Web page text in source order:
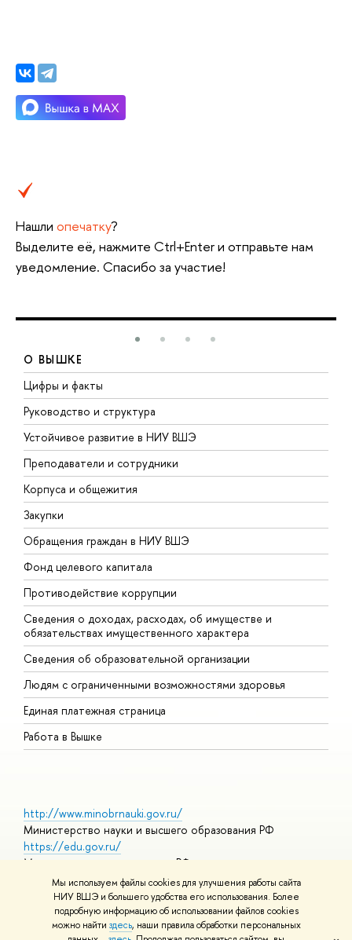
Мы используем файлы cookies для улучшения работы сайта
НИУ ВШЭ и большего удобства его использования. Более
подробную информацию об использовании файлов cookies
можно найти здесь, наши правила обработки персональных
Нашли опечатку?
Выделите её, нажмите Ctrl+Enter и отправьте нам
уведомление. Спасибо за участие!
О ВЫШКЕ
Цифры и факты
Руководство и структура
Устойчивое развитие в НИУ ВШЭ
Преподаватели и сотрудники
Корпуса и общежития
Закупки
Обращения граждан в НИУ ВШЭ
Фонд целевого капитала
Противодействие коррупции
Сведения о доходах, расходах, об имуществе и
обязательствах имущественного характера
Сведения об образовательной организации
Людям с ограниченными возможностями здоровья
Единая платежная страница
Работа в Вышке
http://www.minobrnauki.gov.ru/
Министерство науки и высшего образования РФ
https://edu.gov.ru/
Министерство просвещения РФ
https://elearning.hse.ru/mooc
Массовые открытые онлайн-курсы